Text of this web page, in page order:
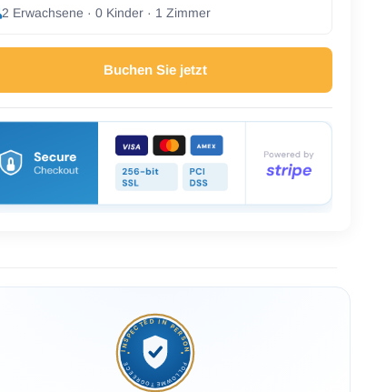
2 Erwachsene · 0 Kinder · 1 Zimmer
Buchen Sie jetzt
INSPECTED IN PERSON
FOLLOWMETOGREECE